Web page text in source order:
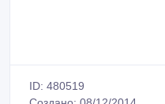
ID: 480519